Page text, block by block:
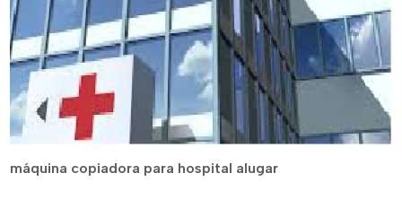
máquina copiadora para hospital alugar